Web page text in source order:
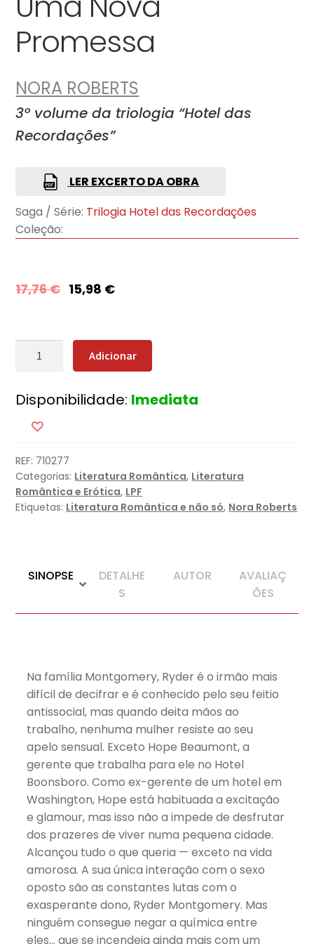
Promessa
NORA ROBERTS
3º volume da triologia “Hotel das
Recordações”
LER EXCERTO DA OBRA
Saga / Série: Trilogia Hotel das Recordações
Coleção:
17,76€ 15,98 €
Quantidade
Nova
Promessa
Adicionar
Disponibilidade: Imediata
REF: 710277
Categorias: Literatura Romântica, Literatura
Romântica e Erótica, LPF
Etiquetas: Literatura Romântica e não só, Nora Roberts
SINOPSE
DETALHE
S
AUTOR
AVALIAÇ
ÕES
Na família Montgomery, Ryder é o irmão mais
difícil de decifrar e é conhecido pelo seu feitio
antissocial, mas quando deita mãos ao
trabalho, nenhuma mulher resiste ao seu
apelo sensual. Exceto Hope Beaumont, a
gerente que trabalha para ele no Hotel
Boonsboro. Como ex-gerente de um hotel em
Washington, Hope está habituada a excitação
e glamour, mas isso não a impede de desfrutar
dos prazeres de viver numa pequena cidade.
Alcançou tudo o que queria — exceto na vida
amorosa. A sua única interação com o sexo
oposto são as constantes lutas com o
exasperante dono, Ryder Montgomery. Mas
ninguém consegue negar a química entre
eles… que se incendeia ainda mais com um